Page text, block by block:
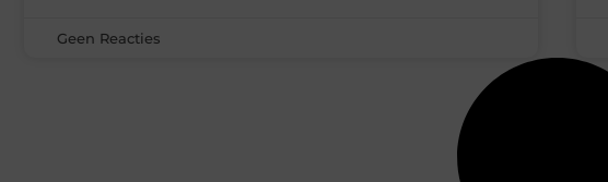
Geen Reacties